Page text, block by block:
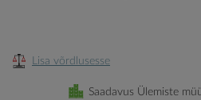
Lisa võrdlusesse
Saadavus Ülemiste